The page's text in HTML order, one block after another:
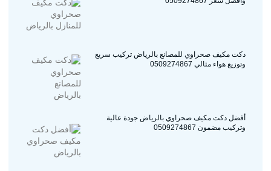
دكت مكيف صحراوي للمصانع بالرياض تركيب سريع
وتوزيع هواء مثالي 0509274867
أفضل دكت مكيف صحراوي بالرياض جودة عالية
وتركيب مضمون 0509274867